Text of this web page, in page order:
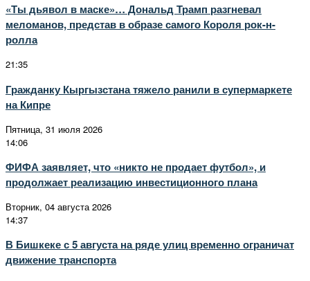
«Ты дьявол в маске»… Дональд Трамп разгневал
меломанов, представ в образе самого Короля рок-н-
ролла
21:35
Гражданку Кыргызстана тяжело ранили в супермаркете
на Кипре
Пятница, 31 июля 2026
14:06
ФИФА заявляет, что «никто не продает футбол», и
продолжает реализацию инвестиционного плана
Вторник, 04 августа 2026
14:37
В Бишкеке с 5 августа на ряде улиц временно ограничат
движение транспорта